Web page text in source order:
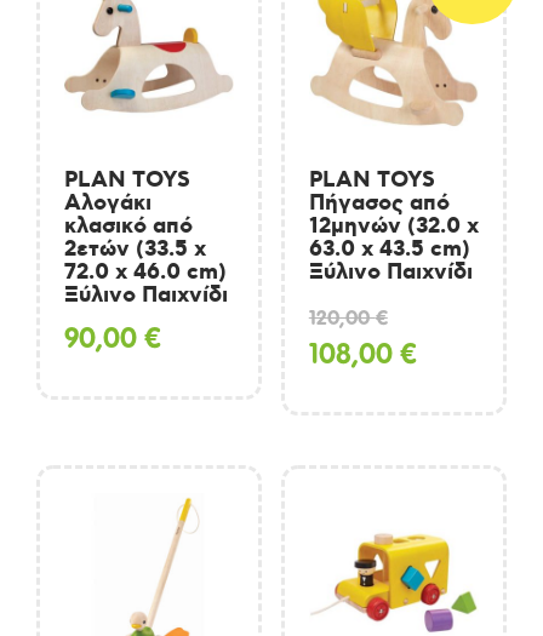
PLAN TOYS
Αλογάκι
κλασικό από
2ετών (33.5 x
72.0 x 46.0 cm)
Ξύλινο Παιχνίδι
90,00€
PLAN TOYS
Πήγασος από
12μηνών (32.0 x
63.0 x 43.5 cm)
Ξύλινο Παιχνίδι
120,00€
price
108,00€